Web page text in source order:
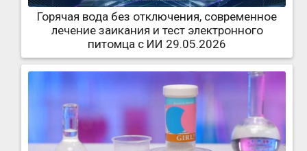
Горячая вода без отключения, современное
лечение заикания и тест электронного
питомца с ИИ 29.05.2026